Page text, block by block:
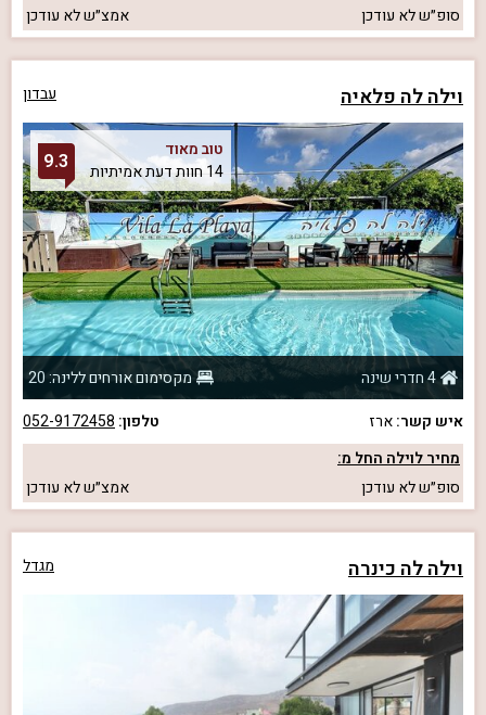
סופ״שלא עודכן אמצ״שלא עודכן
וילה לה פלאיה עבדון
טוב מאוד
14 חוות דעת אמיתיות
9.3
4 חדרי שינה
מקסימום אורחים ללינה: 20
איש קשר:ארז טלפון: 052-9172458
מחיר לוילה החל מ:
סופ״שלא עודכן אמצ״שלא עודכן
וילה לה כינרה מגדל